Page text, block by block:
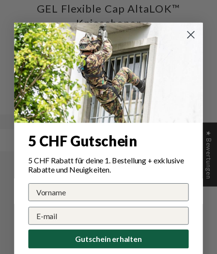
GEL Flexible Cap AltaLOK™
Knieschoner
Schreiben Sie die erste Bewertung
Schreibe
eine
Bewertung
Eine
Frage
stellen
★ Bewertungen
5 CHF Gutschein
5 CHF Rabatt für deine 1. Bestellung+ exklusive
Rabatte und Neuigkeiten.
Gutschein erhalten